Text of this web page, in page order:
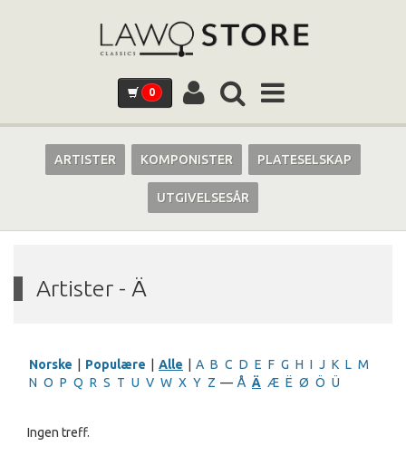
0
ARTISTER KOMPONISTER PLATESELSKAP
UTGIVELSESÅR
Artister - Ä
Norske Populære Alle A B C D E F G H I J K L M
N O P Q R S T U V W X Y Z — Å Ä Æ Ë Ø Ö Ü
Ingen treff.